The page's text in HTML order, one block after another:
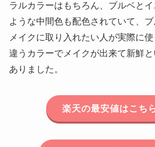
ラルカラーはもちろん、ブルベと
ような中間色も配色されていて、
メイクに取り入れたい人が実際に
違うカラーでメイクが出来て新鮮
ありました。
楽天の最安値はこち